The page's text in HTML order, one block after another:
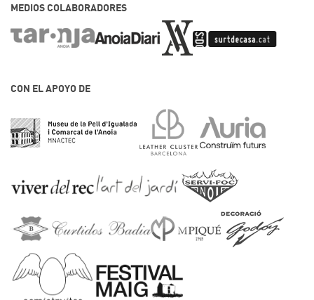
MEDIOS COLABORADORES
CON EL APOYO DE